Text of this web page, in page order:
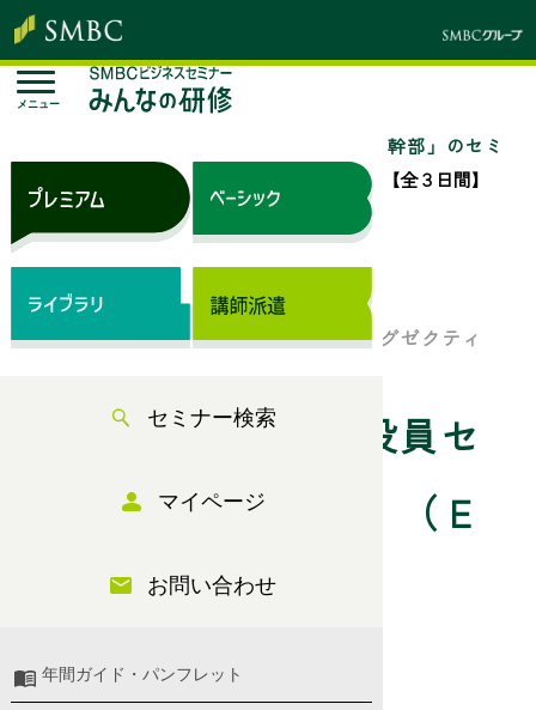
メニュー
セミナー検索
マイページ
お問い合わせ
年間ガイド・パンフレット
「役員・幹部」のセミ
新任取締役・執行役員セミナー【全３日間】
（Ｅ日程）
来場セミナー
新任役員・次世代経営幹部のためのエグゼクティ
新任取締役・執行役員セ
ミナー【全３日間】（Ｅ
日程）
役員・幹部